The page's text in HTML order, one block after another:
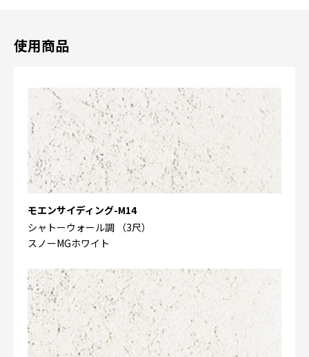
使用商品
モエンサイディング-M14
シャトーウォール調 （3尺）
スノーMGホワイト